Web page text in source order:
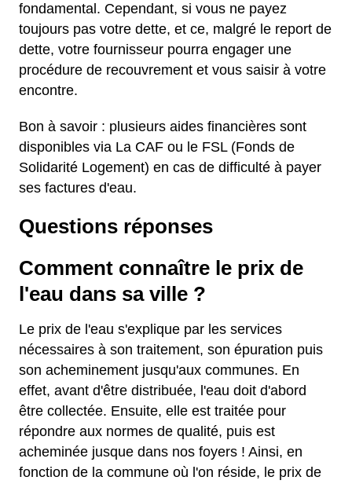
fondamental. Cependant, si vous ne payez
toujours pas votre dette, et ce, malgré le report de
dette, votre fournisseur pourra engager une
procédure de recouvrement et vous saisir à votre
encontre.
Bon à savoir : plusieurs aides financières sont
disponibles via La CAF ou le FSL (Fonds de
Solidarité Logement) en cas de difficulté à payer
ses factures d'eau.
Questions réponses
Comment connaître le prix de
l'eau dans sa ville ?
Le prix de l'eau s'explique par les services
nécessaires à son traitement, son épuration puis
son acheminement jusqu'aux communes. En
effet, avant d'être distribuée, l'eau doit d'abord
être collectée. Ensuite, elle est traitée pour
répondre aux normes de qualité, puis est
acheminée jusque dans nos foyers ! Ainsi, en
fonction de la commune où l'on réside, le prix de